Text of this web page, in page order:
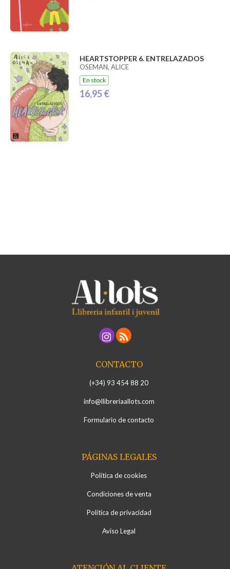
HEARTSTOPPER 6. ENTRELAZADOS
OSEMAN, ALICE
En stock
16,95 €
CONTACTO
(+34) 93 454 88 20
info@llibreriaallots.com
Formulario de contacto
PÁGINAS LEGALES
Política de cookies
Condiciones de venta
Política de privacidad
Aviso Legal